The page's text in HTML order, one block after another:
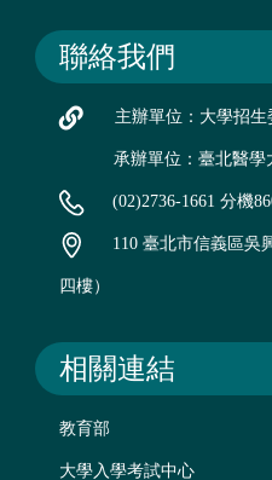
聯絡我們
主辦單位：大學招生
承辦單位：臺北醫學
(02)2736-1661 分機
110 臺北市信義區吳
四樓）
相關連結
教育部
大學入學考試中心